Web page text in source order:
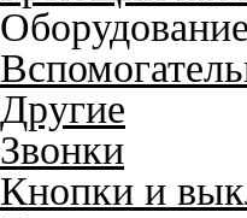
Оборудование
Другие
Звонки
Кнопки и